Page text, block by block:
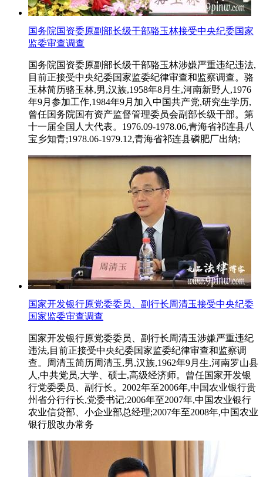
国务院国资委原副部长级干部骆玉林接受中央纪委国家
监委审查调查
国务院国资委原副部长级干部骆玉林涉嫌严重违纪违法,
目前正接受中央纪委国家监委纪律审查和监察调查。骆
玉林简历骆玉林,男,汉族,1958年8月生,河南新野人,1976
年9月参加工作,1984年9月加入中国共产党,研究生学历,
曾任国务院国有资产监督管理委员会副部长级干部。第
十一届全国人大代表。1976.09-1978.06,青海省祁连县八
宝乡知青;1978.06-1979.12,青海省祁连县磷肥厂出纳;
国家开发银行原党委委员、副行长周清玉接受中央纪委
国家监委审查调查
国家开发银行原党委委员、副行长周清玉涉嫌严重违纪
违法,目前正接受中央纪委国家监委纪律审查和监察调
查。周清玉简历周清玉,男,汉族,1962年9月生,河南罗山县
人,中共党员,大学、硕士,高级经济师。曾任国家开发银
行党委委员、副行长。2002年至2006年,中国农业银行贵
州省分行行长,党委书记;2006年至2007年,中国农业银行
农业信贷部、小企业部总经理;2007年至2008年,中国农业
银行股改办常务